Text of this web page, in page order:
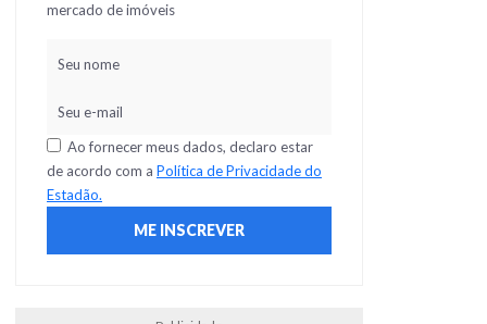
mercado de imóveis
Ao fornecer meus dados, declaro estar
de acordo com a Política de Privacidade do
Estadão.